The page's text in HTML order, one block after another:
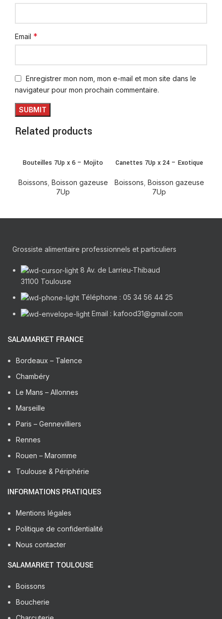
Email *
Enregistrer mon nom, mon e-mail et mon site dans le
navigateur pour mon prochain commentaire.
Related products
Bouteilles 7Up x 6 – Mojito
Boissons Boisson gazeuse
7Up
Canettes 7Up x 24 – Exotique
Boissons Boisson gazeuse
7Up
Grossiste alimentaire professionnels et particuliers
8 Av. de Larrieu-Thibaud
31100 Toulouse
Téléphone : 05 34 56 44 25
Email : kafood31@gmail.com
SALAMARKET FRANCE
Bordeaux – Talence
Chambéry
Le Mans – Allonnes
Marseille
Paris – Gennevilliers
Rennes
Rouen – Maromme
Toulouse & Périphérie
INFORMATIONS PRATIQUES
Mentions légales
Politique de confidentialité
Nous contacter
SALAMARKET TOULOUSE
Boissons
Boucherie